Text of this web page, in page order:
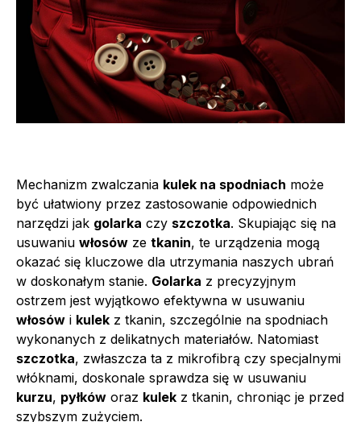
Mechanizm zwalczania kulek na spodniach może
być ułatwiony przez zastosowanie odpowiednich
narzędzi jak golarka czy szczotka. Skupiając się na
usuwaniu włosów ze tkanin, te urządzenia mogą
okazać się kluczowe dla utrzymania naszych ubrań
w doskonałym stanie. Golarka z precyzyjnym
ostrzem jest wyjątkowo efektywna w usuwaniu
włosów i kulek z tkanin, szczególnie na spodniach
wykonanych z delikatnych materiałów. Natomiast
szczotka, zwłaszcza ta z mikrofibrą czy specjalnymi
włóknami, doskonale sprawdza się w usuwaniu
kurzu, pyłków oraz kulek z tkanin, chroniąc je przed
szybszym zużyciem.